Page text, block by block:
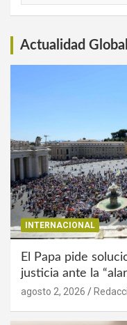
Actualidad Global
INTERNACIONAL
El Papa pide
justicia ante la
agosto 2, 2026